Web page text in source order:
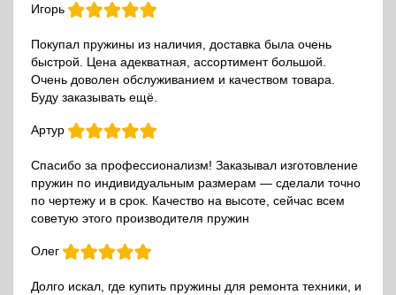
Игорь
Покупал пружины из наличия, доставка была очень
быстрой. Цена адекватная, ассортимент большой.
Очень доволен обслуживанием и качеством товара.
Буду заказывать ещё.
Артур
Спасибо за профессионализм! Заказывал изготовление
пружин по индивидуальным размерам — сделали точно
по чертежу и в срок. Качество на высоте, сейчас всем
советую этого производителя пружин
Олег
Долго искал, где купить пружины для ремонта техники, и